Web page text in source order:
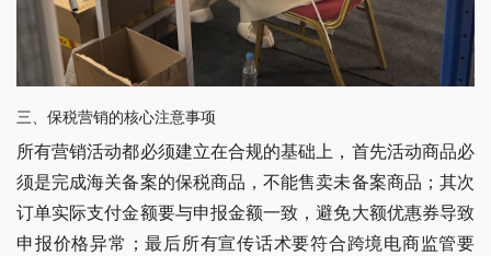
三、保税营销的核心注意事项
所有营销活动都必须建立在合规的基础上，首先活动商品必
须是完成海关备案的保税商品，不能售卖未备案商品；其次
订单实际支付金额要与申报金额一致，避免大额优惠券导致
申报价格异常；最后所有宣传话术要符合跨境电商监管要